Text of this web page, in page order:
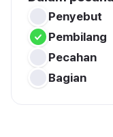
Penyebut
Pembilang
Pecahan
Bagian